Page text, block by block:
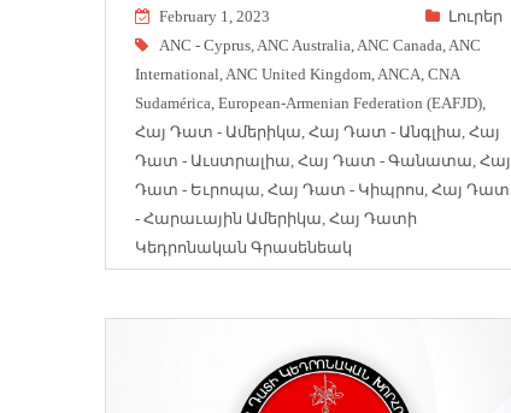
February 1, 2023
Լուրեր
ANC - Cyprus ANC Australia ANC Canada ANC
International ANC United Kingdom ANCA CNA
Sudamérica European-Armenian Federation (EAFJD)
Հայ Դատ - Ամերիկա Հայ Դատ - Անգլիա Հայ
Դատ - Աւստրալիա Հայ Դատ - Գանատա Հայ
Դատ - Եւրոպա Հայ Դատ - Կիպրոս Հայ Դատ
- Հարաւային Ամերիկա Հայ Դատի
Կեդրոնական Գրասենեակ